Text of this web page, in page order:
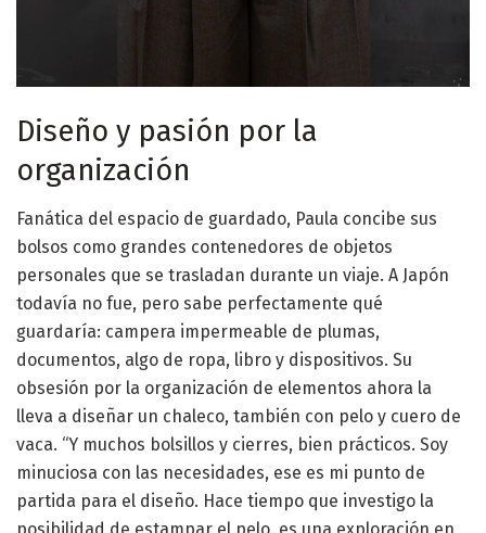
Diseño y pasión por la
organización
Fanática del espacio de guardado, Paula concibe sus
bolsos como grandes contenedores de objetos
personales que se trasladan durante un viaje. A Japón
todavía no fue, pero sabe perfectamente qué
guardaría: campera impermeable de plumas,
documentos, algo de ropa, libro y dispositivos. Su
obsesión por la organización de elementos ahora la
lleva a diseñar un chaleco, también con pelo y cuero de
vaca. “Y muchos bolsillos y cierres, bien prácticos. Soy
minuciosa con las necesidades, ese es mi punto de
partida para el diseño. Hace tiempo que investigo la
posibilidad de estampar el pelo, es una exploración en